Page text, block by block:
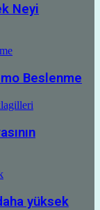
Neyi
Beslenme
yüksek